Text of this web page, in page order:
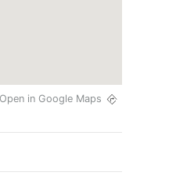
Open in Google Maps